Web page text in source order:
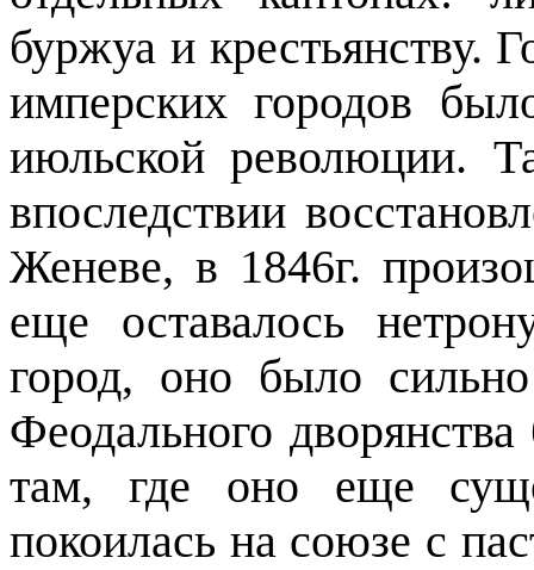
буржуа и крестьянству.
имперских городов
июльской революции.
впоследствии
Женеве, в 1846г.
еще оставалось
город, оно было
Феодального
там, где оно еще
покоилась на союзе с